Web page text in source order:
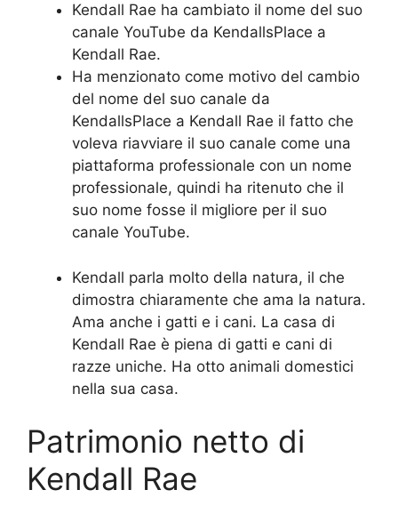
Kendall Rae ha cambiato il nome del suo
canale YouTube da KendallsPlace a
Kendall Rae.
Ha menzionato come motivo del cambio
del nome del suo canale da
KendallsPlace a Kendall Rae il fatto che
voleva riavviare il suo canale come una
piattaforma professionale con un nome
professionale, quindi ha ritenuto che il
suo nome fosse il migliore per il suo
canale YouTube.
Kendall parla molto della natura, il che
dimostra chiaramente che ama la natura.
Ama anche i gatti e i cani. La casa di
Kendall Rae è piena di gatti e cani di
razze uniche. Ha otto animali domestici
nella sua casa.
Patrimonio netto di
Kendall Rae